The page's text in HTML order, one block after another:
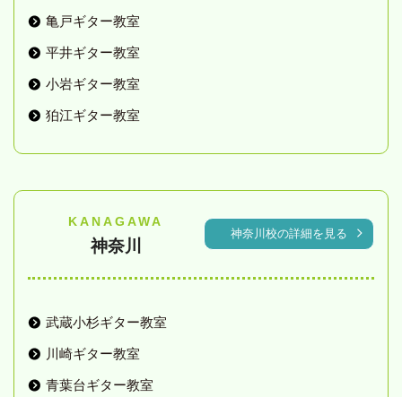
亀戸ギター教室
平井ギター教室
小岩ギター教室
狛江ギター教室
KANAGAWA
神奈川
神奈川校の詳細を見る
武蔵小杉ギター教室
川崎ギター教室
青葉台ギター教室